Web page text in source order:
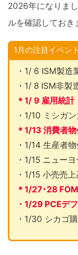
2026年になりま
ルを確認しておき
1月の注目イベント
・1/ 6 ISM製造
・1/ 8 ISM非製
＊1/ 9 雇用統計
・1/10 ミシガ
＊1/13 消費者
・1/14 生産者物
・1/15 ニュー
・1/15 小売売上
＊1/27･28
・1/29 PCEデ
・1/30 シカゴ